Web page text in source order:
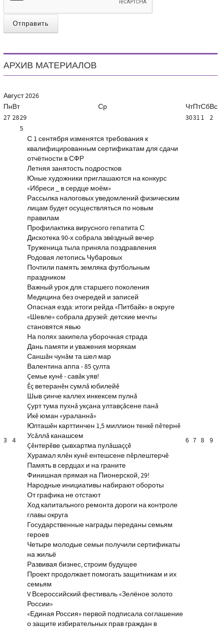
Отправить
АРХИВ МАТЕРИАЛОВ
Август2026
ПнВт Ср ЧтПтСбВс
27 2829 30311 2
3 4
5
С 1 сентября изменятся требования к
квалифицированным сертификатам для сдачи
отчётности в СФР
Летняя занятость подростков
Юные художники приглашаются на конкурс
«Ибреси _ в сердце моём»
Рассылка налоговых уведомлений физическим
лицам будет осуществляться по новым
правилам
Профилактика вирусного гепатита С
Дискотека 90-х собрала звёздный вечер
Труженица тыла приняла поздравления
Родовая летопись Чубаровых
Почтили память земляка футбольным
праздником
Важный урок для старшего поколения
Медицина без очередей и записей
Опасная езда: итоги рейда «Питбайк» в округе
«Шевле» собрала друзей: детские мечты
становятся явью
На полях закипела уборочная страда
Дань памяти и уважения морякам
Саншăн чунăм та шел мар
Валентина аппа - 85 çулта
Çемье кунĕ - савăк уяв!
Ĕç ветеранĕн сумлă юбилейĕ
Шыв çинче каллех инкексем пулнă
Çурт тума пухнă укçана ултавçăсене панă
Икĕ юман «ураланнă»
Юлташĕн карттинчен 1,5 миллион тенкĕ пĕтернĕ
Усăллă канашсем
Çĕнтерĕве çывхартма пулăшаççĕ
Хурамал ялĕн кунĕ ентешсене пĕрлештерчĕ
Память в сердцах и на граните
Финишная прямая на Пионерской, 29!
Народные инициативы набирают обороты
От графика не отстают
Ход капитального ремонта дороги на контроле
главы округа
Государственные награды переданы семьям
героев
Четыре молодые семьи получили сертификаты
на жильё
Развивая бизнес, строим будущее
Проект продолжает помогать защитникам и их
семьям
V Всероссийский фестиваль «Зелёное золото
России»
«Единая Россия» первой подписала соглашение
о защите избирательных прав граждан в
6 7 8 9